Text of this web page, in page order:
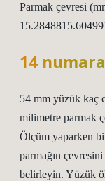
Parmak çevresi
14
54 mm yüzük kaç
milimetre parmak
Ölçüm yaparken
parmağın
belirleyin. Yüzük